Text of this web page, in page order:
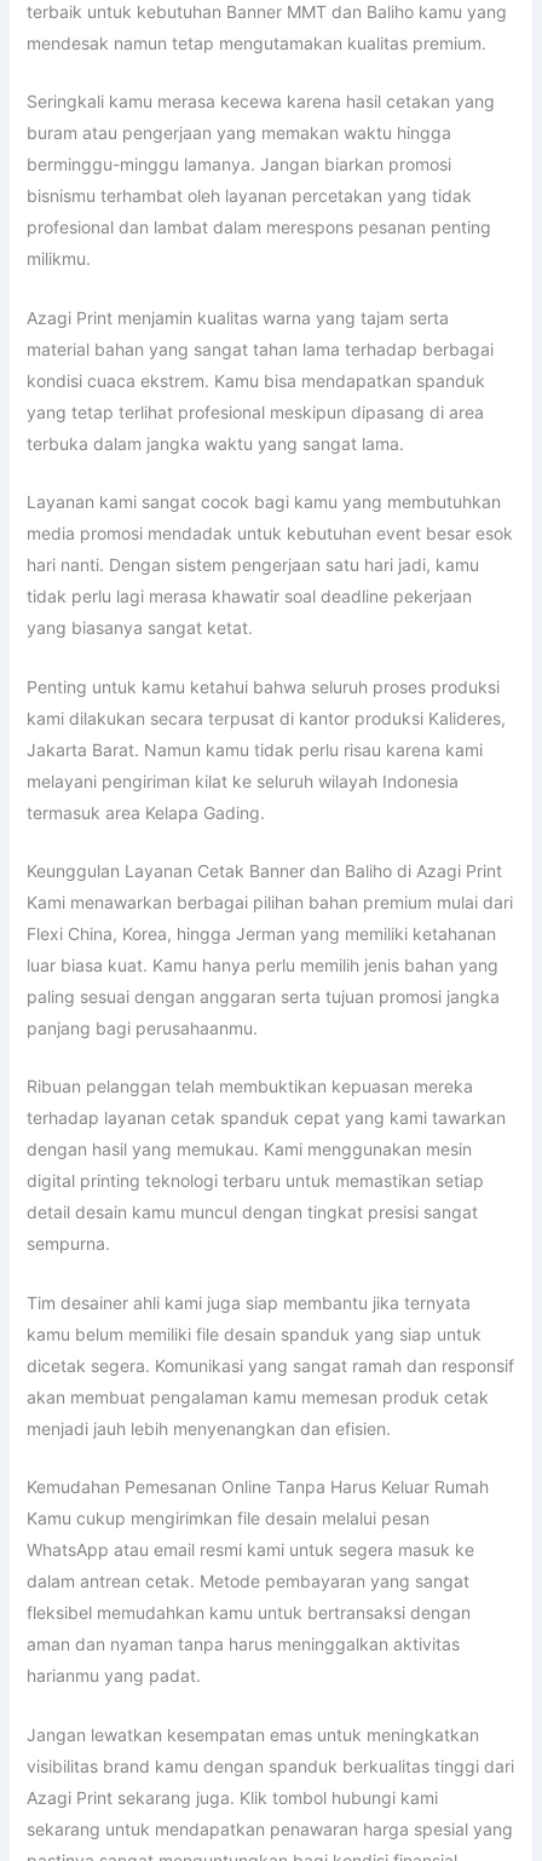
terbaik untuk kebutuhan Banner MMT dan Baliho kamu yang
mendesak namun tetap mengutamakan kualitas premium.
Seringkali kamu merasa kecewa karena hasil cetakan yang
buram atau pengerjaan yang memakan waktu hingga
berminggu-minggu lamanya. Jangan biarkan promosi
bisnismu terhambat oleh layanan percetakan yang tidak
profesional dan lambat dalam merespons pesanan penting
milikmu.
Azagi Print menjamin kualitas warna yang tajam serta
material bahan yang sangat tahan lama terhadap berbagai
kondisi cuaca ekstrem. Kamu bisa mendapatkan spanduk
yang tetap terlihat profesional meskipun dipasang di area
terbuka dalam jangka waktu yang sangat lama.
Layanan kami sangat cocok bagi kamu yang membutuhkan
media promosi mendadak untuk kebutuhan event besar esok
hari nanti. Dengan sistem pengerjaan satu hari jadi, kamu
tidak perlu lagi merasa khawatir soal deadline pekerjaan
yang biasanya sangat ketat.
Penting untuk kamu ketahui bahwa seluruh proses produksi
kami dilakukan secara terpusat di kantor produksi Kalideres,
Jakarta Barat. Namun kamu tidak perlu risau karena kami
melayani pengiriman kilat ke seluruh wilayah Indonesia
termasuk area Kelapa Gading.
Keunggulan Layanan Cetak Banner dan Baliho di Azagi Print
Kami menawarkan berbagai pilihan bahan premium mulai dari
Flexi China, Korea, hingga Jerman yang memiliki ketahanan
luar biasa kuat. Kamu hanya perlu memilih jenis bahan yang
paling sesuai dengan anggaran serta tujuan promosi jangka
panjang bagi perusahaanmu.
Ribuan pelanggan telah membuktikan kepuasan mereka
terhadap layanan cetak spanduk cepat yang kami tawarkan
dengan hasil yang memukau. Kami menggunakan mesin
digital printing teknologi terbaru untuk memastikan setiap
detail desain kamu muncul dengan tingkat presisi sangat
sempurna.
Tim desainer ahli kami juga siap membantu jika ternyata
kamu belum memiliki file desain spanduk yang siap untuk
dicetak segera. Komunikasi yang sangat ramah dan responsif
akan membuat pengalaman kamu memesan produk cetak
menjadi jauh lebih menyenangkan dan efisien.
Kemudahan Pemesanan Online Tanpa Harus Keluar Rumah
Kamu cukup mengirimkan file desain melalui pesan
WhatsApp atau email resmi kami untuk segera masuk ke
dalam antrean cetak. Metode pembayaran yang sangat
fleksibel memudahkan kamu untuk bertransaksi dengan
aman dan nyaman tanpa harus meninggalkan aktivitas
harianmu yang padat.
Jangan lewatkan kesempatan emas untuk meningkatkan
visibilitas brand kamu dengan spanduk berkualitas tinggi dari
Azagi Print sekarang juga. Klik tombol hubungi kami
sekarang untuk mendapatkan penawaran harga spesial yang